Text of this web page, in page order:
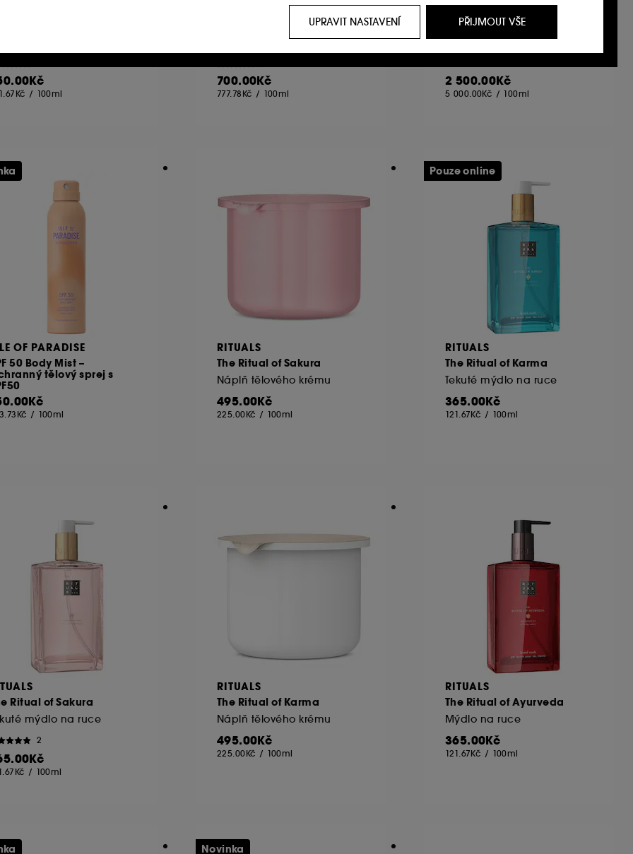
parfémovaných mlh
/ 100ml
SOL DE JANEIRO
Sunny.Sultry.Delicious.
Cheirosa Perfume Mist Set
Sada parfémovaných mlh
700.00Kč
777.78Kč / 100ml
CLARINS
Extra Firming Energy
Krém
2 500.00Kč
5 000.00Kč / 100ml
OF PARADISE
50 Body Mist –
tělový sprej s
/ 100ml
RITUALS
The Ritual of Sakura
Náplň tělového krému
495.00Kč
225.00Kč / 100ml
RITUALS
The Ritual of Karma
Tekuté mýdlo na ruce
365.00Kč
121.67Kč / 100ml
Pouze online
Ritual of Sakura
mýdlo na ruce
2
/ 100ml
RITUALS
The Ritual of Karma
Náplň tělového krému
495.00Kč
225.00Kč / 100ml
RITUALS
The Ritual of Ayurveda
Mýdlo na ruce
365.00Kč
121.67Kč / 100ml
Novinka
sítích, to vše na základě stránek, které jste si prohlíželi na našem webu, historie prohlížení a historie
:Umožňují nám sestavovat statistiky o počtu návštěvníků a jejich zvyklostí při procházení webu s cílem
PŘIJMOUT VŠE
UPRAVIT NASTAVENÍ